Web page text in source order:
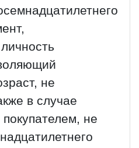
не
в случае
не